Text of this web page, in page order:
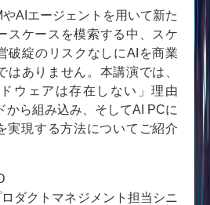
AIエージェントを用いて新た
スケースを模索する中、スケ
破綻のリスクなしにAIを商業
はありません。本講演では、
ウェアは存在しない」理由
から組み込み、そしてAI PCに
実現する方法についてご紹介
ダクトマネジメント担当シニ